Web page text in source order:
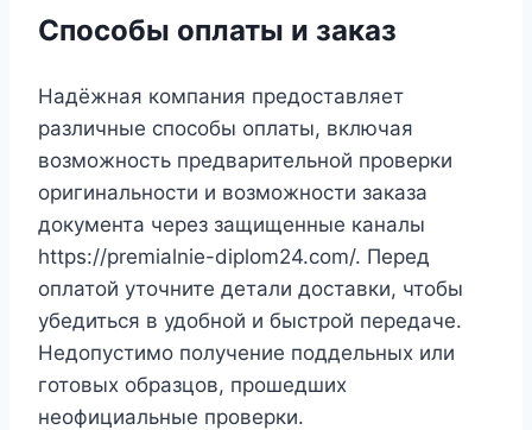
Способы оплаты и заказ
Надёжная компания предоставляет
различные способы оплаты, включая
возможность предварительной проверки
оригинальности и возможности заказа
документа через защищенные каналы
https://premialnie-diplom24.com/. Перед
оплатой уточните детали доставки, чтобы
убедиться в удобной и быстрой передаче.
Недопустимо получение поддельных или
готовых образцов, прошедших
неофициальные проверки.